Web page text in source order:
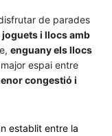
de parades
i llocs amb
enguany els llocs
espai entre
congestió i
establit entre la